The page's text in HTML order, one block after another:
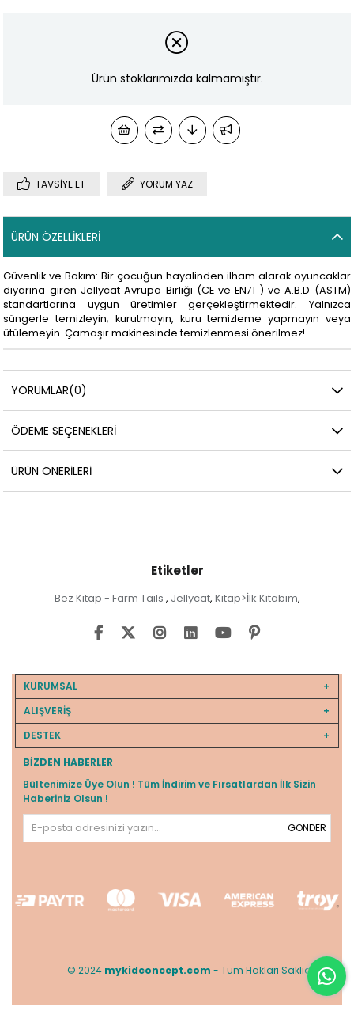
Ürün stoklarımızda kalmamıştır.
TAVSIYE ET YORUM YAZ
ÜRÜN ÖZELLIKLERI
Güvenlik ve Bakım: Bir çocuğun hayalinden ilham alarak oyuncaklar
diyarına giren Jellycat Avrupa Birliği (CE ve EN71 ) ve A.B.D (ASTM)
standartlarına uygun üretimler gerçekleştirmektedir. Yalnızca
süngerle temizleyin; kurutmayın, kuru temizleme yapmayın veya
ütülemeyin. Çamaşır makinesinde temizlenmesi önerilmez!
YORUMLAR(0)
ÖDEME SEÇENEKLERI
ÜRÜN ÖNERILERI
Etiketler
Bez Kitap - Farm Tails , Jellycat, Kitap>İlk Kitabım,
KURUMSAL
ALIŞVERİŞ
DESTEK
BIZDEN HABERLER
Bültenimize Üye Olun ! Tüm İndirim ve Fırsatlardan İlk Sizin
Haberiniz Olsun !
GÖNDER
© 2024 mykidconcept.com - Tüm Hakları Saklıdır.